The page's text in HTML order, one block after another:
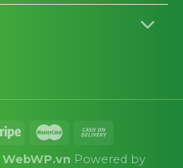
WebWP.vn Powered by